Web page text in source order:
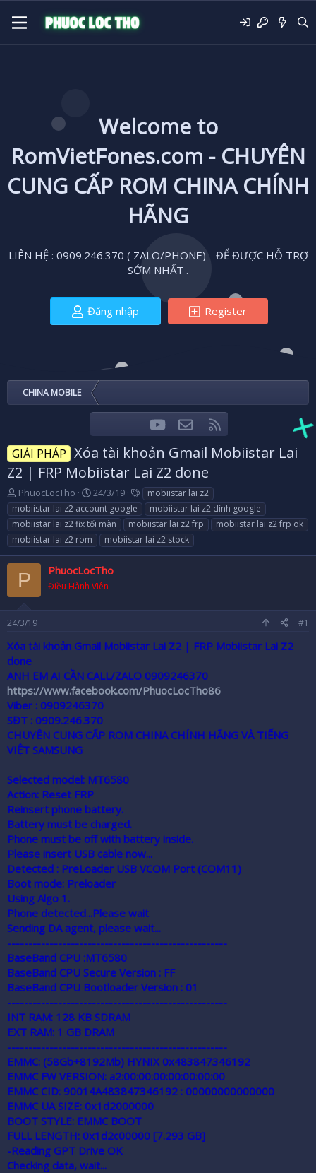
Welcome to
RomVietFones.com - CHUYÊN
CUNG CẤP ROM CHINA CHÍNH
HÃNG
LIÊN HỆ : 0909.246.370 ( ZALO/PHONE) - ĐỂ ĐƯỢC HỖ TRỢ
SỚM NHẤT .
Đăng nhập Register
CHINA MOBILE
FacebookTwitteryoutubeLiên hệ
GIẢI PHÁP Xóa tài khoản Gmail Mobiistar Lai
Z2 | FRP Mobiistar Lai Z2 done
T
h
r
e
a
d
t
r
PhuocLocTho
N
g
à
y
g
ử
i
24/3/19
T
a
g
s
mobiistar lai z2
mobiistar lai z2 account google
mobiistar lai z2 dính google
mobiistar lai z2 fix tối màn
mobiistar lai z2 frp
mobiistar lai z2 frp ok
mobiistar lai z2 rom
mobiistar lai z2 stock
P PhuocLocTho
Điều Hành Viên
24/3/19 #1
Xóa tài khoản Gmail Mobiistar Lai Z2 | FRP Mobiistar Lai Z2
done
ANH EM AI CẦN CALL/ZALO 0909246370
https://www.facebook.com/PhuocLocTho86
Viber : 0909246370
SĐT : 0909.246.370
CHUYÊN CUNG CẤP ROM CHINA CHÍNH HÃNG VÀ TIẾNG
VIỆT SAMSUNG
Selected model: MT6580
Action: Reset FRP
Reinsert phone battery.
Battery must be charged.
Phone must be off with battery inside.
Please insert USB cable now...
Detected : PreLoader USB VCOM Port (COM11)
Boot mode: Preloader
Using Algo 1.
Phone detected...Please wait
Sending DA agent, please wait...
----------------------------------------------------
BaseBand CPU :MT6580
BaseBand CPU Secure Version : FF
BaseBand CPU Bootloader Version : 01
----------------------------------------------------
INT RAM: 128 KB SDRAM
EXT RAM: 1 GB DRAM
----------------------------------------------------
EMMC: (58Gb+8192Mb) HYNIX 0x483847346192
EMMC FW VERSION: a2:00:00:00:00:00:00:00
EMMC CID: 90014A483847346192 : 00000000000000
EMMC UA SIZE: 0x1d2000000
BOOT STYLE: EMMC BOOT
FULL LENGTH: 0x1d2c00000 [7.293 GB]
-Reading GPT Drive OK
Checking data, wait...